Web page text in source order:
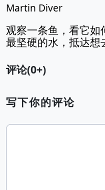
Martin Diver
观察一条鱼，看它
最坚硬的水，抵达想
评论(0+)
写下你的评论